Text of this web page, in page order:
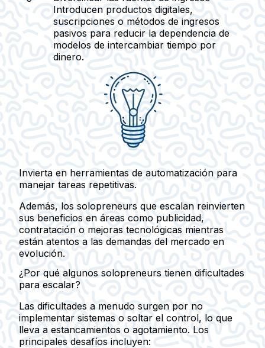
Introducen productos digitales,
suscripciones o métodos de ingresos
pasivos para reducir la dependencia de
modelos de intercambiar tiempo por
dinero.
Invierta en herramientas de automatización para
manejar tareas repetitivas.
Además, los solopreneurs que escalan reinvierten
sus beneficios en áreas como publicidad,
contratación o mejoras tecnológicas mientras
están atentos a las demandas del mercado en
evolución.
¿Por qué algunos solopreneurs tienen dificultades
para escalar?
Las dificultades a menudo surgen por no
implementar sistemas o soltar el control, lo que
lleva a estancamientos o agotamiento. Los
principales desafíos incluyen: